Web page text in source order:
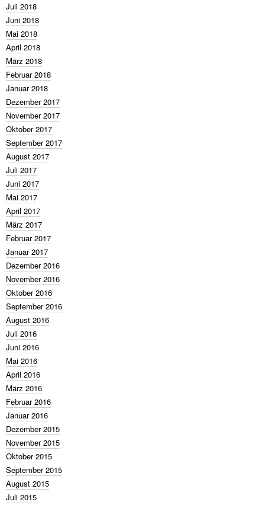
Juli 2018
Juni 2018
Mai 2018
April 2018
März 2018
Februar 2018
Januar 2018
Dezember 2017
November 2017
Oktober 2017
September 2017
August 2017
Juli 2017
Juni 2017
Mai 2017
April 2017
März 2017
Februar 2017
Januar 2017
Dezember 2016
November 2016
Oktober 2016
September 2016
August 2016
Juli 2016
Juni 2016
Mai 2016
April 2016
März 2016
Februar 2016
Januar 2016
Dezember 2015
November 2015
Oktober 2015
September 2015
August 2015
Juli 2015